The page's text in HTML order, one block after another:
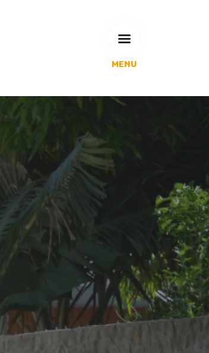
MENU
Habitant
Pro
Pédagogique
RECHERCHE
CALENDRIERS DE COLLECTE
MES DÉMARCHES